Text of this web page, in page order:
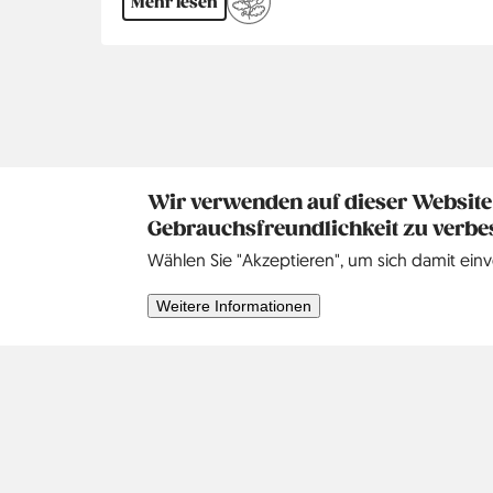
Wir verwenden auf dieser
Gebrauchsfreundlichkeit zu
Wählen Sie "Akzeptieren", um sich damit
Weitere Informationen
Kontakt
Impressum
Datenschutz
Social
Pinterest